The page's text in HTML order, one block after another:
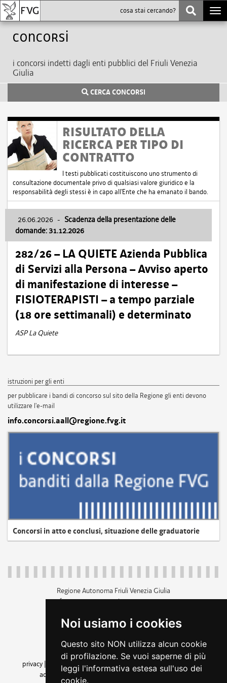
Noi usiamo i cookies
Questo sito NON utilizza alcun cookie
di profilazione. Se vuoi saperne di più
leggi l'informativa estesa sull'uso dei
cookie.
Concorsi
i concorsi indetti dagli enti pubblici del Friuli Venezia
Giulia
CERCA CONCORSI
RISULTATO DELLA
RICERCA PER TIPO DI
CONTRATTO
I testi pubblicati costituiscono uno strumento di
consultazione documentale privo di qualsiasi valore giuridico e la
responsabilità degli stessi è in capo all'Ente che ha emanato il bando.
26.06.2026 - Scadenza della presentazione delle
domande: 31.12.2026
282/26 – LA QUIETE Azienda Pubblica
di Servizi alla Persona – Avviso aperto
di manifestazione di interesse –
FISIOTERAPISTI – a tempo parziale
(18 ore settimanali) e determinato
ASP La Quiete
istruzioni per gli enti
per pubblicare i bandi di concorso sul sito della Regione gli enti devono
utilizzare l'e-mail
info.concorsi.aall@regione.fvg.it
Concorsi in atto e conclusi, situazione delle graduatorie
Regione Autonoma Friuli Venezia Giulia
c.f. 80014930327; p.iva 00526040324
+39 040 3771111
amministrazione trasparente
privacy
cookie |note legali accessibilità
dichiarazione di
accessibilità| feedback cambio preferenze cookie